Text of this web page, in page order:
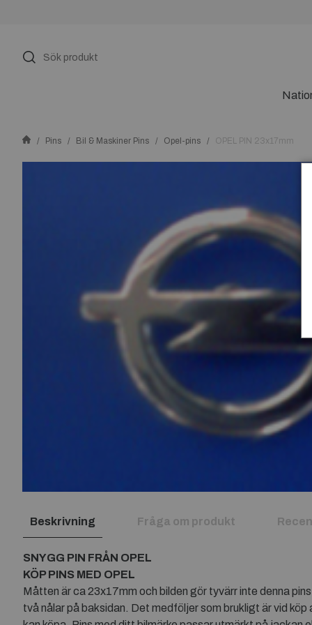
Pins Bil & Maskiner Pins Opel-pins OPEL PIN 23x17mm
Beskrivning Fråga om produkt
SNYGG PIN FRÅN OPEL
KÖP PINS MED OPEL
Måtten är ca 23x17mm och bilden gör tyvärr inte denna
två nålar på baksidan. Det medföljer som brukligt är vid